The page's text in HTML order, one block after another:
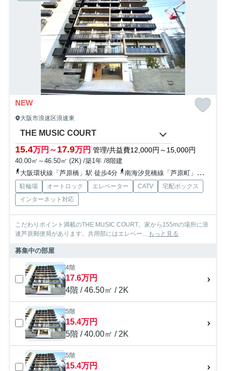
NEW
大阪市浪速区浪速東
THE MUSIC COURT
15.4万円～17.9万円 管理/共益費12,000円～15,000円
40.00㎡～46.50㎡ (2K) /築1年 /8階建
大阪環状線「芦原橋」駅 徒歩4分
南海汐見橋線「芦原町」駅 徒歩7分
駐輪場 オートロック エレベーター CATV
宅配ボックス
インターネット対応
こだわりポイント満載のTHE MUSIC COURT。家から155mの場所に浪
速芦原郵便局があります。共用部にはエレベー... もっと見る
募集中の部屋
4階
17.6万円
4階 / 46.50㎡ / 2K
5階
15.4万円
5階 / 40.00㎡ / 2K
5階
15.4万円